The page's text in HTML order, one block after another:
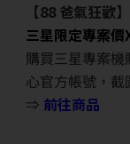
【88 爸氣狂歡
三星限定專案
購買三星專案
心官方帳號，
⇒ 前往商品